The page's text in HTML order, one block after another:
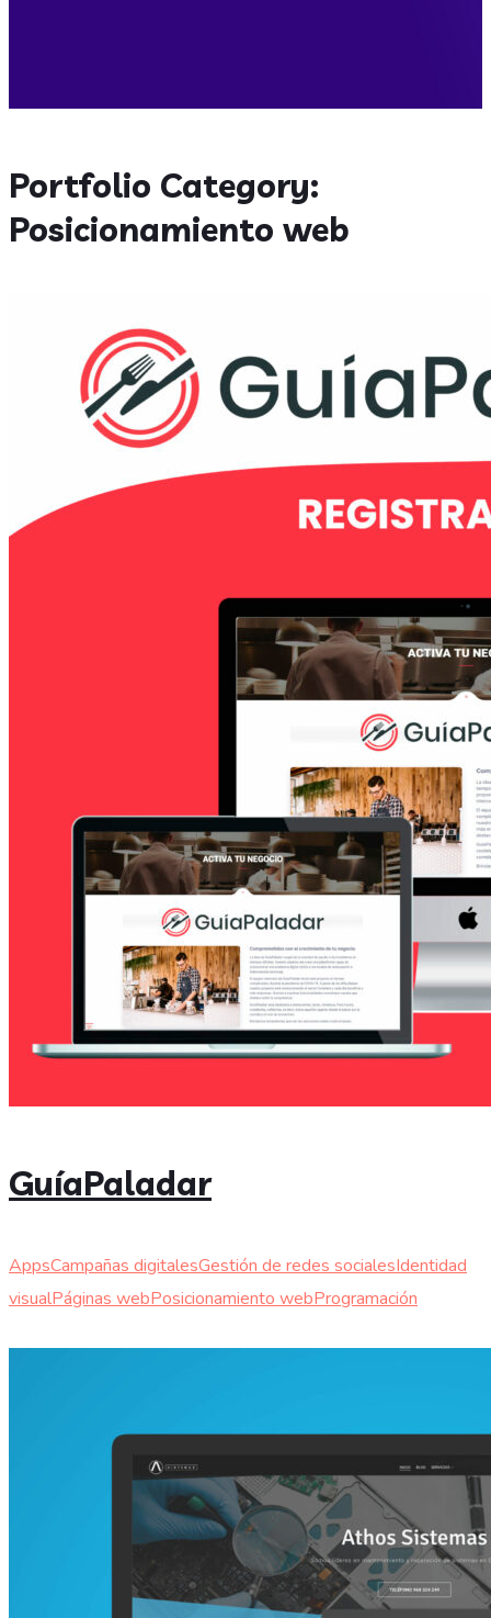
Portfolio Category:
Posicionamiento web
GuíaPaladar
AppsCampañas digitalesGestión de redes socialesIdentidad
visualPáginas webPosicionamiento webProgramación